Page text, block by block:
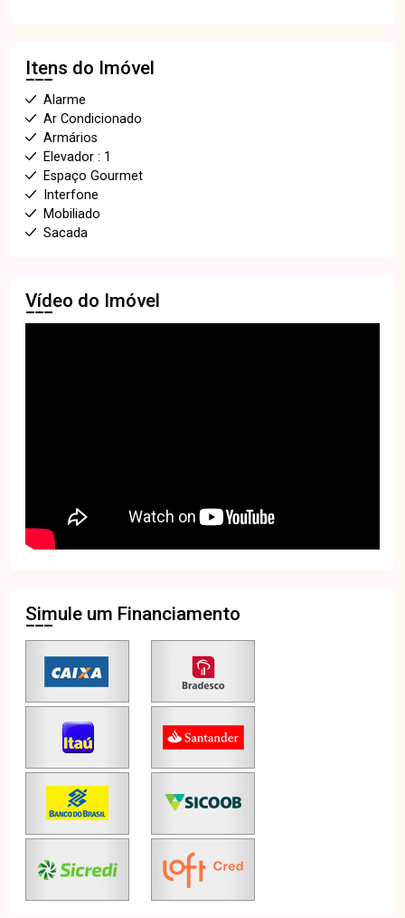
Itens do Imóvel
Alarme
Ar Condicionado
Armários
Elevador : 1
Espaço Gourmet
Interfone
Mobiliado
Sacada
Vídeo do Imóvel
Simule um Financiamento